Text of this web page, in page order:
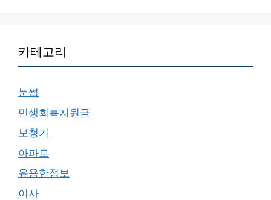
카테고리
눈썹
민생회복지원금
보청기
아파트
유용한정보
이사